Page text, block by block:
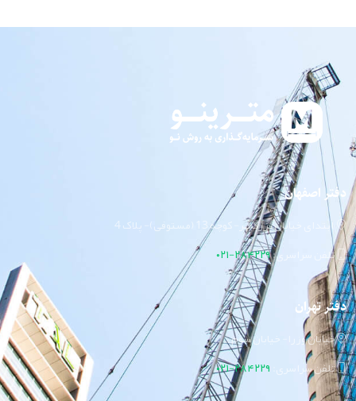
دفتر اصفهان
ابتدای خیابان بزرگمهر- کوچه 13 (مستوفی)- پلاک 4
تلفن سراسری:۲۸۴۲۲۹-۰۲۱
دفتر تهران
خیابان وزرا- خیابان سوم
تلفن سراسری: ۲۸۴۲۲۹-۰۲۱